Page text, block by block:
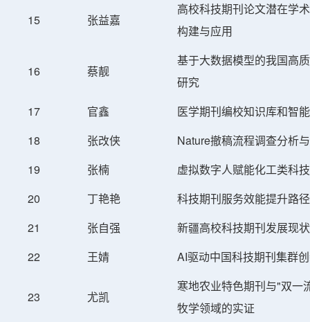
15 张益嘉
高校科技期刊论文潜在学
构建与应用
16 蔡靓
基于大数据模型的我国高
研究
17
官鑫
医学期刊编校知识库和智
18
张改侠
Nature撤稿流程调查分析
19
张楠
虚拟数字人赋能化工类科
20
丁艳艳
科技期刊服务效能提升路
21
张自强
新疆高校科技期刊发展现
22
王婧 AI驱动中国科技期刊集群
23 尤凯
寒地农业特色期刊与"双
牧学领域的实证